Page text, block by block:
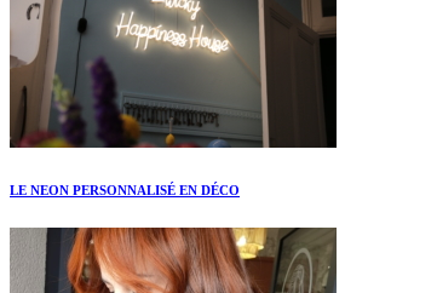
LE NEON PERSONNALISÉ EN DÉCO